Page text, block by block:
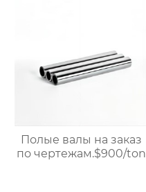
Полые валы на заказ
по чертежам.$900/ton